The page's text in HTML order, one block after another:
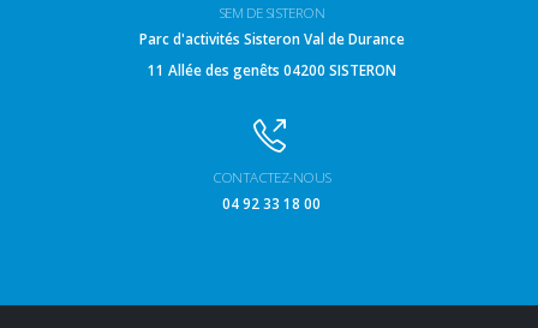
SEM DE SISTERON
Parc d'activités Sisteron Val de Durance
11 Allée des genêts 04200 SISTERON
CONTACTEZ-NOUS
04 92 33 18 00